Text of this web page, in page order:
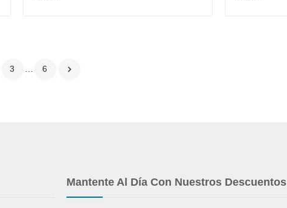
3 6 
Mantente Al Día Con Nuestros Descuentos